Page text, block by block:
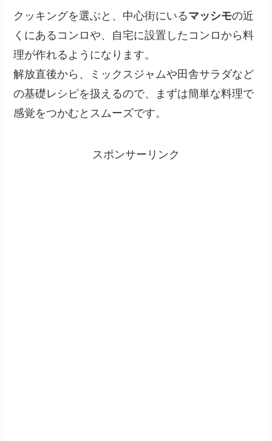
クッキングを選ぶと、中心街にいるマッシモの近
くにあるコンロや、自宅に設置したコンロから料
理が作れるようになります。
解放直後から、ミックスジャムや田舎サラダなど
の基礎レシピを扱えるので、まずは簡単な料理で
感覚をつかむとスムーズです。
スポンサーリンク